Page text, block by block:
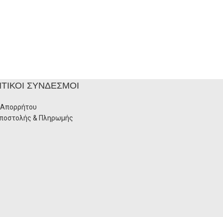
ΣΎΝΔΕΣΜΟΙ
Απορρήτου
& Πληρωμής